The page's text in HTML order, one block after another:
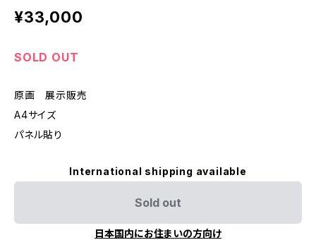
¥33,000
SOLD OUT
原画 展示販売
A4サイズ
パネル貼り
International shipping available
Sold out
日本国内にお住まいの方向け